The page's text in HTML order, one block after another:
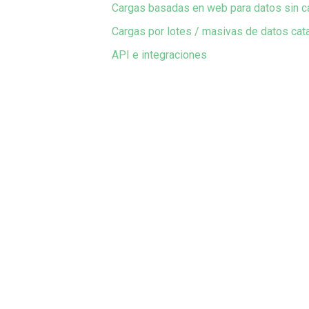
Cargas basadas en web para datos sin
Cargas por lotes / masivas de datos
API e integraciones